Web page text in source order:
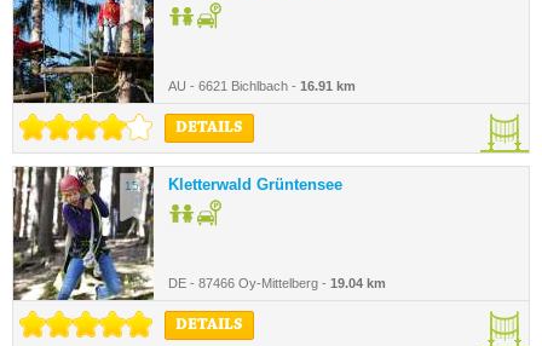
AU - 6621 Bichlbach - 16.91 km
DETAILS
15. Kletterwald Grüntensee
DE - 87466 Oy-Mittelberg - 19.04 km
DETAILS